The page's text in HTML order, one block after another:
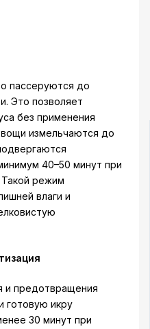
пассеруются до
Это позволяет
без применения
измельчаются до
40–50 минут при
режим
влаги и
и предотвращения
готовую икру
30 минут при